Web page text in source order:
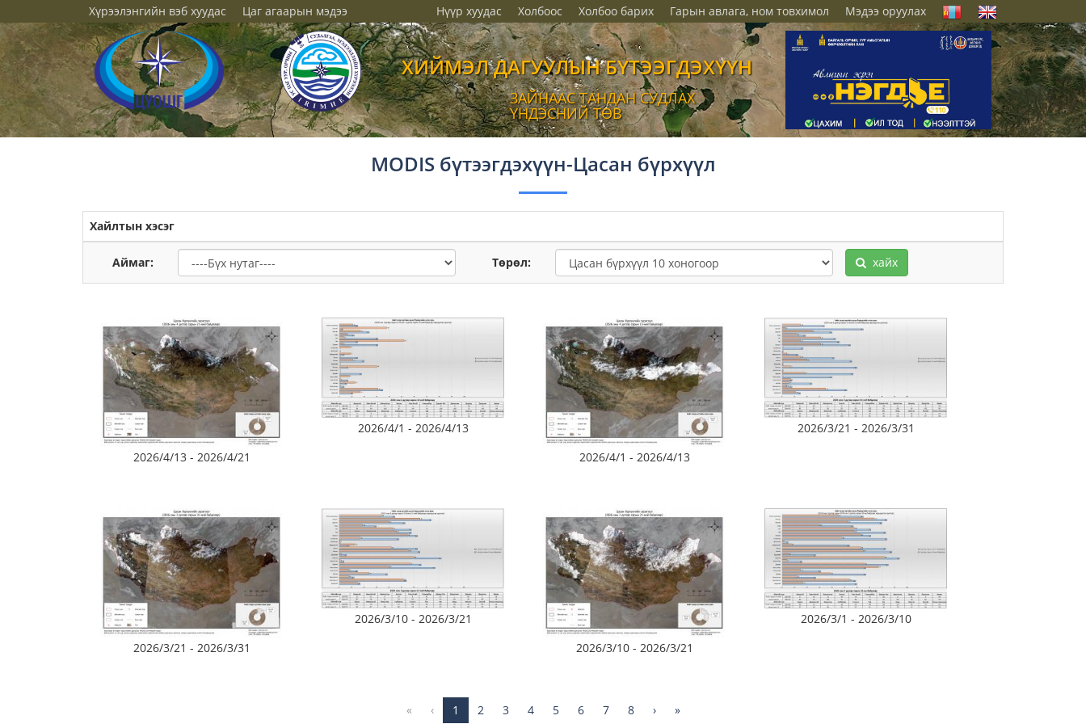
Хүрээлэнгийн вэб хуудас Цаг агаарын мэдээ Нүүр хуудас Холбоос Холбоо барих Гарын авлага, ном товхимол Мэдээ оруулах
ХИЙМЭЛ ДАГУУЛЫН БҮТЭЭГДЭХҮҮН
ЗАЙНААС ТАНДАН СУДЛАХ
ҮНДЭСНИЙ ТӨВ
MODIS бүтээгдэхүүн-Цасан бүрхүүл
Хайлтын хэсэг
Аймаг: Төрөл: хайх
2026/4/13 - 2026/4/21
2026/4/1 - 2026/4/13
2026/4/1 - 2026/4/13
2026/3/21 - 2026/3/31
2026/3/21 - 2026/3/31
2026/3/10 - 2026/3/21
2026/3/10 - 2026/3/21
2026/3/1 - 2026/3/10
« ‹ 1 2 3 4 5 6 7 8 › »